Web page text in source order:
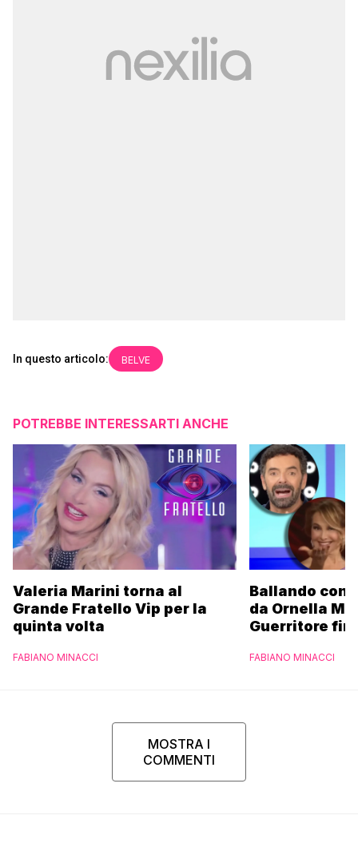
In questo articolo: BELVE
POTREBBE INTERESSARTI ANCHE
Valeria Marini torna al
Grande Fratello Vip per la
quinta volta
FABIANO MINACCI
Ballando con
da Ornella
Guerritore
l’esclusiva di
FABIANO MINACCI
MOSTRA I
COMMENTI